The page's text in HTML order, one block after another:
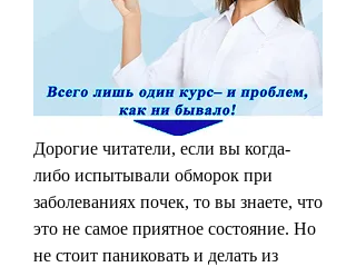
Дорогие читатели, если вы когда-
либо испытывали обморок при
заболеваниях почек, то вы знаете, что
это не самое приятное состояние. Но
не стоит паниковать и делать из